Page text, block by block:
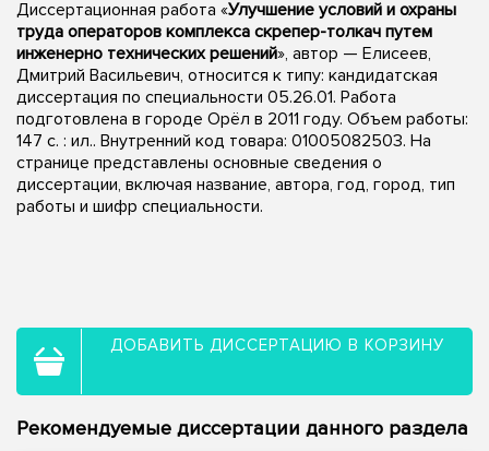
Диссертационная работа «Улучшение условий и охраны
труда операторов комплекса скрепер-толкач путем
инженерно технических решений», автор — Елисеев,
Дмитрий Васильевич, относится к типу: кандидатская
диссертация по специальности 05.26.01. Работа
подготовлена в городе Орёл в 2011 году. Объем работы:
147 с. : ил.. Внутренний код товара: 01005082503. На
странице представлены основные сведения о
диссертации, включая название, автора, год, город, тип
работы и шифр специальности.
ДОБАВИТЬ ДИССЕРТАЦИЮ В КОРЗИНУ
Рекомендуемые диссертации данного раздела